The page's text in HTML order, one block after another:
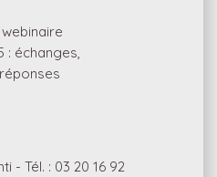
webinaire
: échanges,
- Tél. : 03 20 16 92